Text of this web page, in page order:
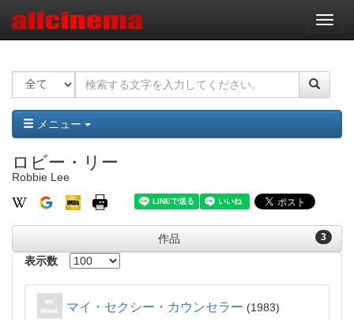
ナ
ビ
ー
ョ
ン
メニュー
ロビー・リー
Robbie Lee
3
作品
表示数
マイ・セクシー・カウンセラー 1983